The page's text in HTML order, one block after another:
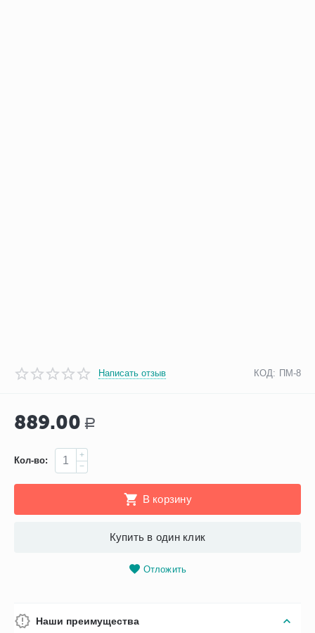
Написать отзыв КОД: ПМ-8
889.00 Р
Кол-во:
+
−
В корзину
Купить в один клик
Отложить
Наши преимущества